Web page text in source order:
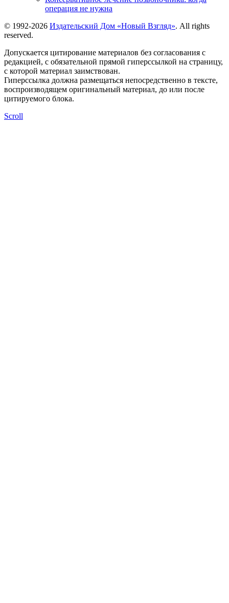
операция не нужна
© 1992-2026 Издательский Дом «Новый Взгляд». All rights
reserved.
Допускается цитирование материалов без согласования с
редакцией, с обязательной прямой гиперссылкой на страницу,
с которой материал заимствован.
Гиперссылка должна размещаться непосредственно в тексте,
воспроизводящем оригинальный материал, до или после
цитируемого блока.
Scroll